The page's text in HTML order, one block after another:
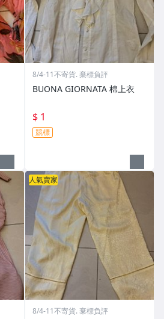
8/4-11不寄貨. 棄標負評
BUONA GIORNATA 棉上衣
$ 1
競標
人氣賣家
8/4-11不寄貨. 棄標負評